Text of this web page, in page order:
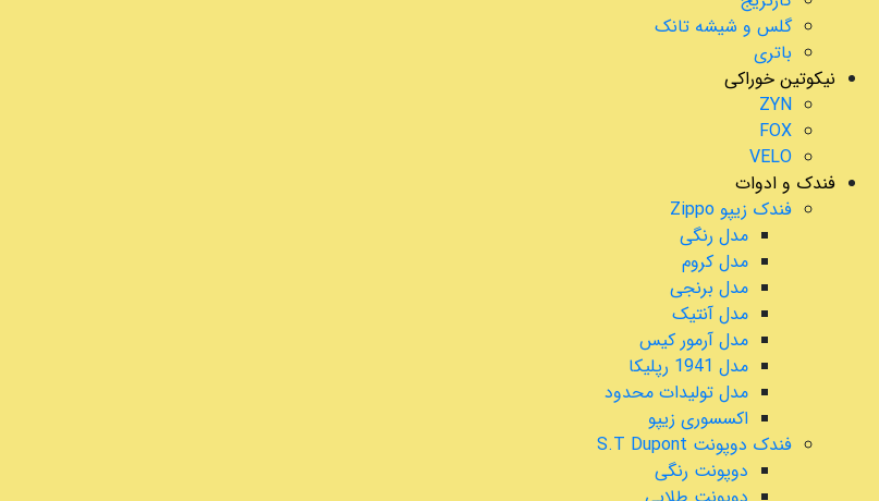
گلس و شیشه تانک
باتری
نیکوتین خوراکی
ZYN
FOX
VELO
فندک و ادوات
فندک زیپو Zippo
مدل رنگی
مدل کروم
مدل برنجی
مدل آنتیک
مدل آرمور کیس
مدل 1941 رپلیکا
مدل تولیدات محدود
اکسسوری زیپو
فندک دوپونت S.T Dupont
دوپونت رنگی